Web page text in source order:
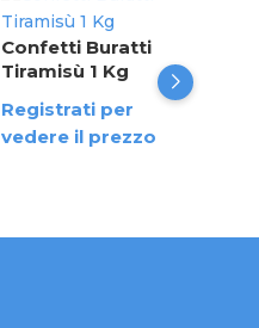
Confetti Buratti
Tiramisù 1 Kg
Registrati per
vedere il prezzo